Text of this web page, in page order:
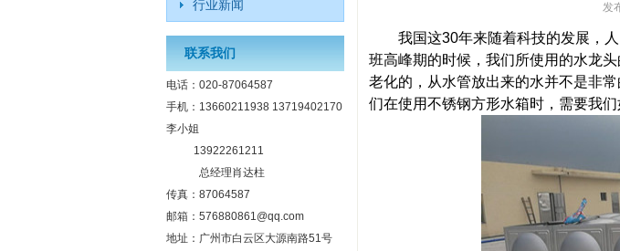
发
我国这30年来随着科技的发展，人
班高峰期的时候，我们所使用的水龙
老化的，从水管放出来的水并不是非
们在使用不锈钢方形水箱时，需要我们
行业新闻
联系我们
电话：020-87064587
手机：13660211938 13719402170
李小姐
13922261211
总经理肖达柱
传真：87064587
邮箱：576880861@qq.com
地址：广州市白云区大源南路51号